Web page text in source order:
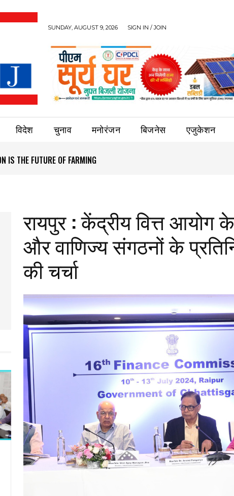
SUNDAY, AUGUST 9, 2026 SIGN IN / JOIN
विदेश चुनाव मनोरंजन बिजनेस एजुकेशन
THE FUTURE OF FARMING
THE LAST VILLAGE
रायपुर : केंद्रीय वित्त आयोग
और वाणिज्य संगठनों के
की चर्चा